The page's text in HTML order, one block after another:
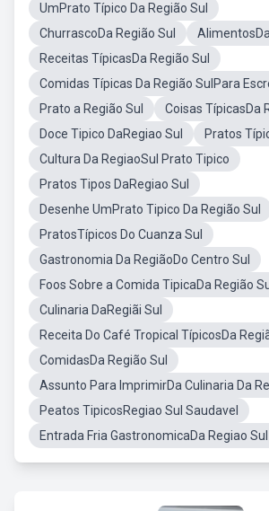
UmPrato Típico Da Região Sul
ChurrascoDa Região Sul
Receitas TípicasDa Região Sul
Comidas Típicas Da Região SulPara
Prato a Região Sul
Coisas TípicasDa
Doce Tipico DaRegiao Sul
Pratos
Cultura Da RegiaoSul Prato Tipico
Pratos Tipos DaRegiao Sul
Desenhe UmPrato Tipico Da Região Sul
PratosTípicos Do Cuanza Sul
Gastronomia Da RegiãoDo Centro Sul
Foos Sobre a Comida TipicaDa Região
Culinaria DaRegiãi Sul
Receita Do Café Tropical TípicosDa
ComidasDa Região Sul
Assunto Para ImprimirDa Culinaria Da
Peatos TipicosRegiao Sul Saudavel
Entrada Fria GastronomicaDa Regiao